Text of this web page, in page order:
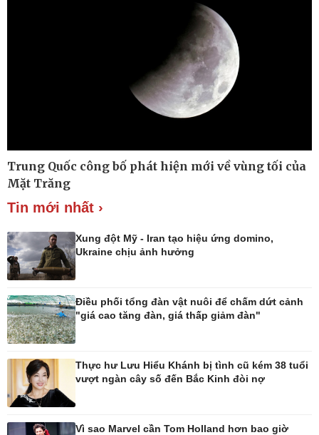
Tin 24h
Giáo dục
Dự báo thời tiết
Dấu ấn VOV
Việc làm
Biển đảo
Thế giới
Quan sát
Cuộc sống đó đây
Multimedia
Infographic
Kinh tế
Bất động sản
Khởi nghiệp
Thị trường
Tỷ giá
Chứng khoán
Trung Quốc công bố phát hiện mới về vùng tối của
Mặt Trăng
Tin mới nhất ›
Xung đột Mỹ - Iran tạo hiệu ứng domino,
Ukraine chịu ảnh hưởng
Điều phối tổng đàn vật nuôi để chấm dứt cảnh
"giá cao tăng đàn, giá thấp giảm đàn"
Thực hư Lưu Hiểu Khánh bị tình cũ kém 38 tuổi
vượt ngàn cây số đến Bắc Kinh đòi nợ
Vì sao Marvel cần Tom Holland hơn bao giờ